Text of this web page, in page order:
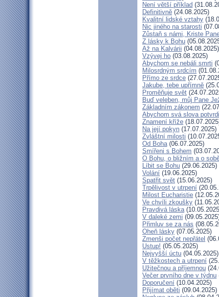
Není větší příklad
Definitivně (24.08.2025)
Kvalitní lidské vztahy
Nic jiného na starosti
Zůstaň s námi, Kriste
Z lásky k Bohu
Až na Kalvárii (04.08.2025)
Vzývej ho (03.08.2025)
Abychom se nebáli smrti
Milosrdným srdcím
Přímo ze srdce
Jakube, tebe upřímně
Proměňuje svět
Buď veleben, můj Pane
Základním zákonem
Abychom svá slova
Znamení kříže
Na její pokyn (17.07.2025)
Zvláštní milosti
Od Boha(06.07.2025)
Smířeni s Bohem
O Bohu, o bližním a o
Líbit se Bohu (29.06.2025)
Volání (19.06.2025)
Spatřit svět (15.06.2025)
Trpělivost v utrpení
Milost Eucharistie
Ve chvíli zkoušky
Pravdivá láska
V daleké zemi
Přimluv se za nás
Oheň lásky (07.05.2025)
Zmenši počet nepřátel
Ustup! (05.05.2025)
Nejvyšší úctu (04.05.2025)
V těžkostech a utrpení
Užitečnou a příjemnou
Večer prvního dne v týdnu
Doporučení (10.04.2025)
Přijímat oběti (09.04.2025)